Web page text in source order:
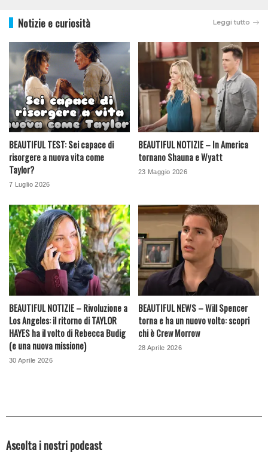
Notizie e curiosità Leggi tutto
BEAUTIFUL TEST: Sei capace di
risorgere a nuova vita come
Taylor?
7 Luglio 2026
BEAUTIFUL NOTIZIE – In America
tornano Shauna e Wyatt
23 Maggio 2026
BEAUTIFUL NOTIZIE – Rivoluzione a
Los Angeles: il ritorno di TAYLOR
HAYES ha il volto di Rebecca Budig
(e una nuova missione)
30 Aprile 2026
BEAUTIFUL NEWS – Will Spencer
torna e ha un nuovo volto: scopri
chi è Crew Morrow
28 Aprile 2026
Ascolta i nostri podcast